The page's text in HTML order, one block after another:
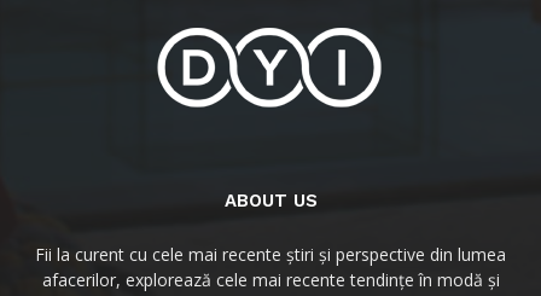
ABOUT US
Fii la curent cu cele mai recente știri și perspective din lumea
afacerilor, explorează cele mai recente tendințe în modă și